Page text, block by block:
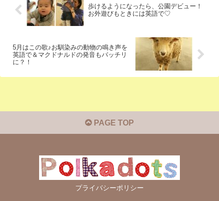
歩けるようになったら、公園デビュー！
お外遊びもときには英語で♡
5月はこの歌♪お馴染みの動物の鳴き声を
英語で＆マクドナルドの発音もバッチリ
に？！
PAGE TOP
プライバシーポリシー